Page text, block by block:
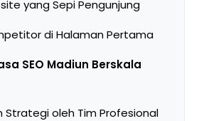
yang Sepi Pengunjung
di Halaman Pertama
SEO Madiun Berskala
Strategi oleh Tim Profesional